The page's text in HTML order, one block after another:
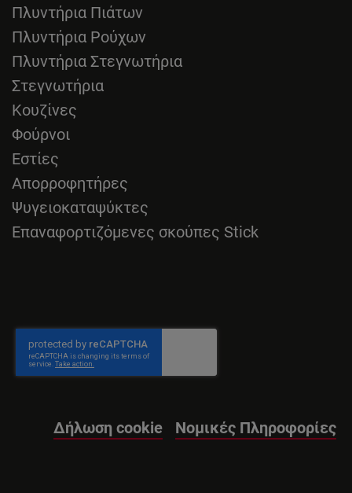
Πλυντήρια Πιάτων
Πλυντήρια Ρούχων
Πλυντήρια Στεγνωτήρια
Στεγνωτήρια
Κουζίνες
Φούρνοι
Εστίες
Απορροφητήρες
Ψυγειοκαταψύκτες
Επαναφορτιζόμενες σκούπες Stick
Nομικές Πληροφορίες
Δήλωση cookie